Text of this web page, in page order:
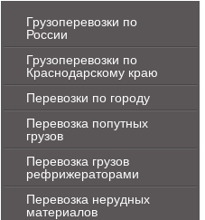
Грузоперевозки по
России
Грузоперевозки по
Краснодарскому краю
Перевозки по городу
Перевозка попутных
грузов
Перевозка грузов
рефрижераторами
Перевозка нерудных
материалов